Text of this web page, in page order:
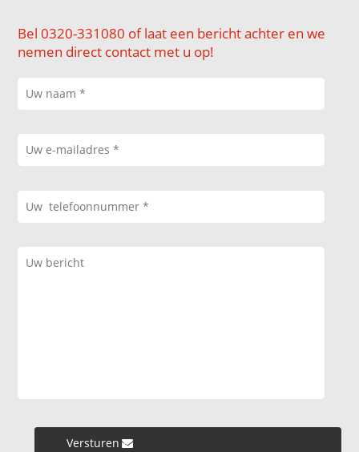
Bel 0320-331080 of laat een bericht achter en we
nemen direct contact met u op!
Versturen »